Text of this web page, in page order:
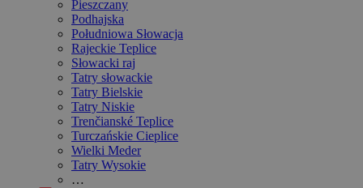
Pieszczany
Podhajska
Południowa Słowacja
Rajeckie Teplice
Słowacki raj
Tatry słowackie
Tatry Bielskie
Tatry Niskie
Trenčianské Teplice
Turczańskie Cieplice
Wielki Meder
Tatry Wysokie
…